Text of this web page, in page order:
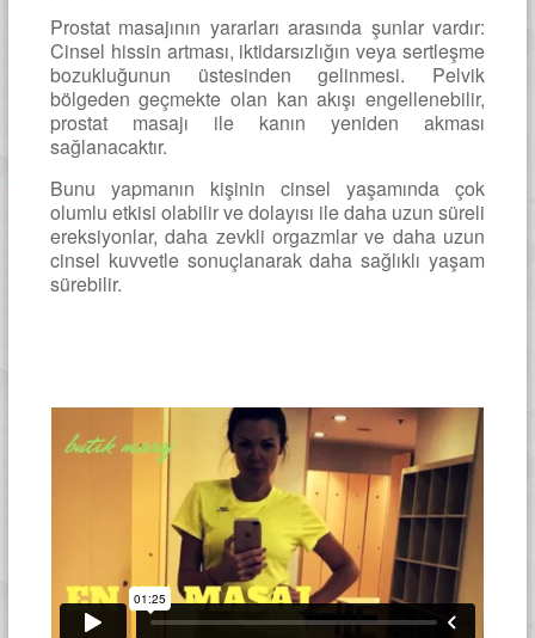
Prostat masajının yararları arasında şunlar vardır:
Cinsel hissin artması, iktidarsızlığın veya sertleşme
bozukluğunun üstesinden gelinmesi. Pelvik
bölgeden geçmekte olan kan akışı engellenebilir,
prostat masajı ile kanın yeniden akması
sağlanacaktır.
Bunu yapmanın kişinin cinsel yaşamında çok
olumlu etkisi olabilir ve dolayısı ile daha uzun süreli
ereksiyonlar, daha zevkli orgazmlar ve daha uzun
cinsel kuvvetle sonuçlanarak daha sağlıklı yaşam
sürebilir.